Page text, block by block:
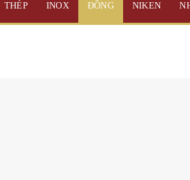
THÉP INOX ĐỒNG NIKEN